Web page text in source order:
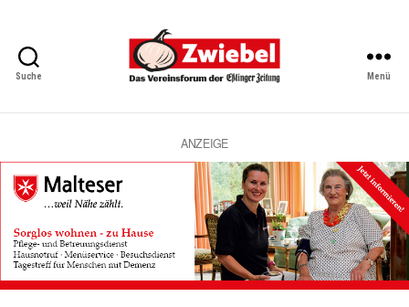
Suche
Vereinsforum
Eßlinger
Zeitung
Menü
ANZEIGE